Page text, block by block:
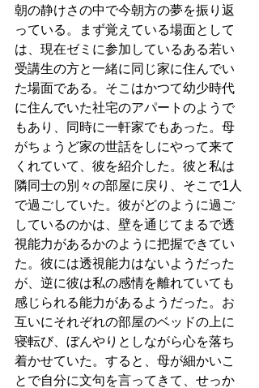
朝の静けさの中で今朝方の夢を振り返
っている。まず覚えている場面として
は、現在ゼミに参加しているある若い
受講生の方と一緒に同じ家に住んでい
た場面である。そこはかつて幼少時代
に住んでいた社宅のアパートのようで
もあり、同時に一軒家でもあった。母
がちょうど家の世話をしにやって来て
くれていて、彼を紹介した。彼と私は
隣同士の別々の部屋に戻り、そこで1人
で過ごしていた。彼がどのように過ご
しているのかは、壁を通じてまるで透
視能力があるかのように把握できてい
た。彼には透視能力はないようだった
が、逆に彼は私の感情を離れていても
感じられる能力があるようだった。お
互いにそれぞれの部屋のベッドの上に
寝転び、ぼんやりとしながら心を落ち
着かせていた。すると、母が細かいこ
とで自分に文句を言ってきて、せっか